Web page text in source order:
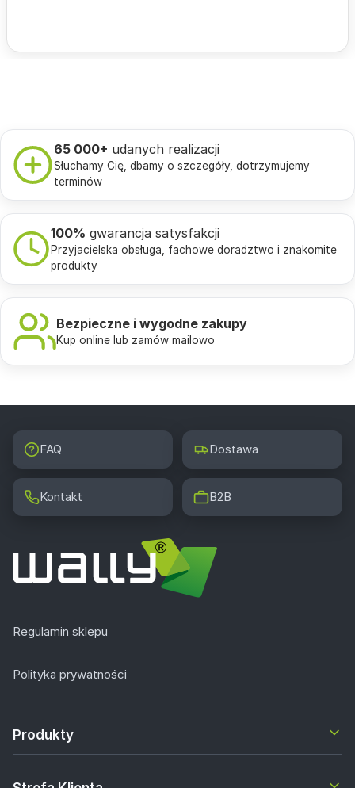
65 000+ udanych realizacji
Słuchamy Cię, dbamy o szczegóły, dotrzymujemy
terminów
100% gwarancja satysfakcji
Przyjacielska obsługa, fachowe doradztwo i znakomite
produkty
Bezpieczne i wygodne zakupy
Kup online lub zamów mailowo
FAQ Dostawa
Kontakt B2B
Regulamin sklepu
Polityka prywatności
Produkty